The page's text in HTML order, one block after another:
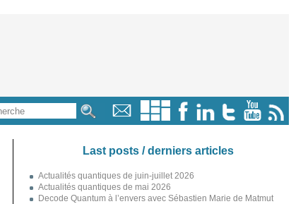
Last posts / derniers articles
Actualités quantiques de juin-juillet 2026
Actualités quantiques de mai 2026
Decode Quantum à l’envers avec Sébastien Marie de Matmut